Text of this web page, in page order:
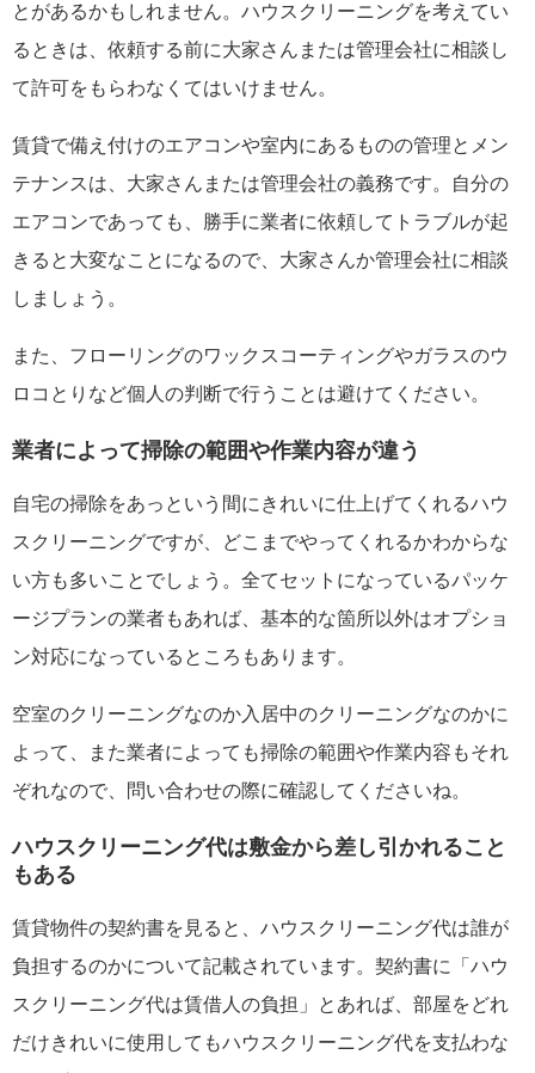
とがあるかもしれません。ハウスクリーニングを考えてい
るときは、依頼する前に大家さんまたは管理会社に相談し
て許可をもらわなくてはいけません。
賃貸で備え付けのエアコンや室内にあるものの管理とメン
テナンスは、大家さんまたは管理会社の義務です。自分の
エアコンであっても、勝手に業者に依頼してトラブルが起
きると大変なことになるので、大家さんか管理会社に相談
しましょう。
また、フローリングのワックスコーティングやガラスのウ
ロコとりなど個人の判断で行うことは避けてください。
業者によって掃除の範囲や作業内容が違う
自宅の掃除をあっという間にきれいに仕上げてくれるハウ
スクリーニングですが、どこまでやってくれるかわからな
い方も多いことでしょう。全てセットになっているパッケ
ージプランの業者もあれば、基本的な箇所以外はオプショ
ン対応になっているところもあります。
空室のクリーニングなのか入居中のクリーニングなのかに
よって、また業者によっても掃除の範囲や作業内容もそれ
ぞれなので、問い合わせの際に確認してくださいね。
ハウスクリーニング代は敷金から差し引かれること
もある
賃貸物件の契約書を見ると、ハウスクリーニング代は誰が
負担するのかについて記載されています。契約書に「ハウ
スクリーニング代は賃借人の負担」とあれば、部屋をどれ
だけきれいに使用してもハウスクリーニング代を支払わな